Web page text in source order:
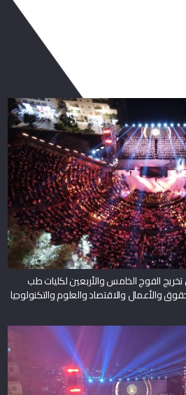
الفوج الخامس والأربعين لكليات طب
والأعمال والاقتصاد والعلوم والتكنولوجيا